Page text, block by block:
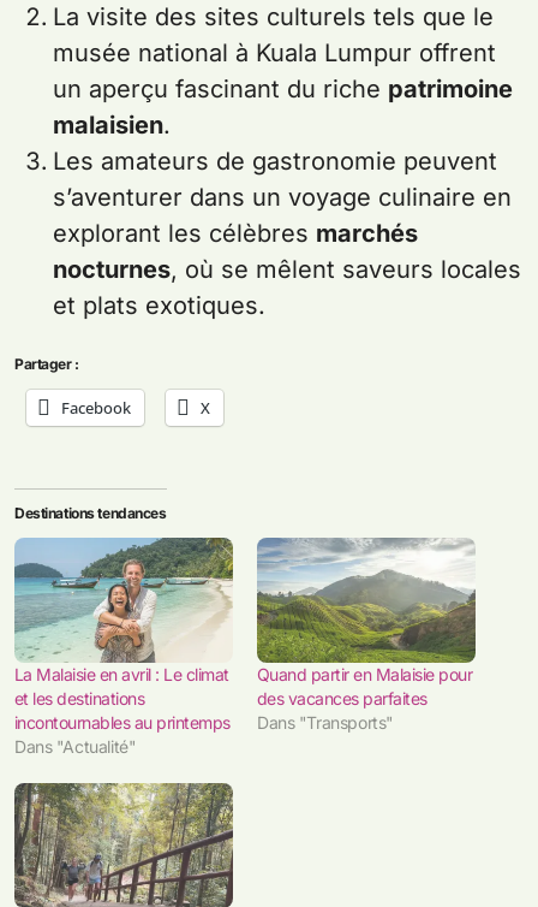
La visite des sites culturels tels que le
musée national à Kuala Lumpur offrent
un aperçu fascinant du riche patrimoine
malaisien.
Les amateurs de gastronomie peuvent
s’aventurer dans un voyage culinaire en
explorant les célèbres marchés
nocturnes, où se mêlent saveurs locales
et plats exotiques.
Partager :
Facebook X
Destinations tendances
La Malaisie en avril : Le climat
et les destinations
incontournables au printemps
Dans "Actualité"
Quand partir en Malaisie pour
des vacances parfaites
Dans "Transports"